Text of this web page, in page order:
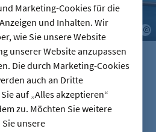
Marketing-Cookies für die
und Inhalten. Wir
wie Sie unsere Website
unserer Website anzupassen
Die durch Marketing-Cookies
auch an Dritte
auf „Alles akzeptieren“
zu. Möchten Sie weitere
unsere
Bürokratie